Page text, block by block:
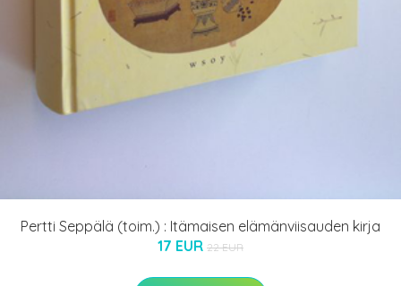
Pertti Seppälä (toim.) : Itämaisen elämänviisauden kirja
17 EUR 22 EUR